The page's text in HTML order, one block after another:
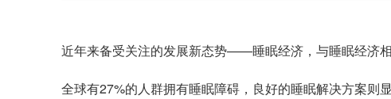
近年来备受关注的发展新态势——睡眠经济，与睡眠经济
全球有27%的人群拥有睡眠障碍，良好的睡眠解决方案则